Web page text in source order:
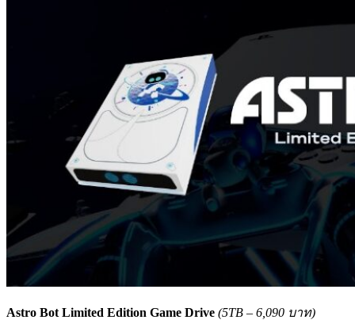
Astro Bot Limited Edition Game Drive (5TB – 6,090 บาท)